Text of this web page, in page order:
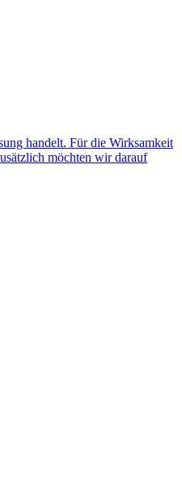
handelt. Für die Wirksamkeit
möchten wir darauf